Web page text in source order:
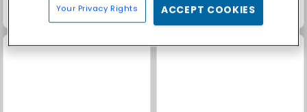
Masha and the Bear: Meadows
Your Privacy Rights ACCEPT COOKIES